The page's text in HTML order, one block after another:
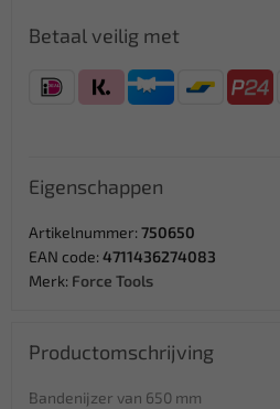
Betaal veilig met
Eigenschappen
Artikelnummer: 750650
EAN code: 4711436274083
Merk: Force Tools
Productomschrijving
Bandenijzer van 650 mm